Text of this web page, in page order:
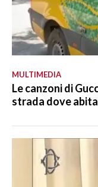
MULTIMEDIA
Le canzoni di
strada dove